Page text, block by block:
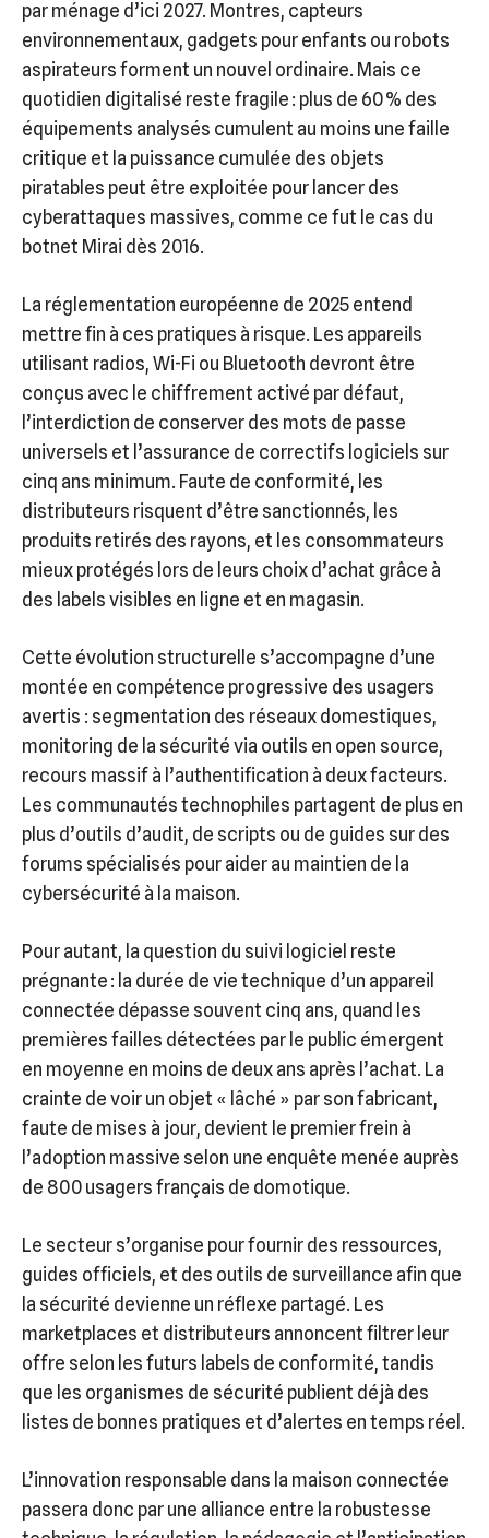
par ménage d’ici 2027. Montres, capteurs
environnementaux, gadgets pour enfants ou robots
aspirateurs forment un nouvel ordinaire. Mais ce
quotidien digitalisé reste fragile : plus de 60 % des
équipements analysés cumulent au moins une faille
critique et la puissance cumulée des objets
piratables peut être exploitée pour lancer des
cyberattaques massives, comme ce fut le cas du
botnet Mirai dès 2016.
La réglementation européenne de 2025 entend
mettre fin à ces pratiques à risque. Les appareils
utilisant radios, Wi-Fi ou Bluetooth devront être
conçus avec le chiffrement activé par défaut,
l’interdiction de conserver des mots de passe
universels et l’assurance de correctifs logiciels sur
cinq ans minimum. Faute de conformité, les
distributeurs risquent d’être sanctionnés, les
produits retirés des rayons, et les consommateurs
mieux protégés lors de leurs choix d’achat grâce à
des labels visibles en ligne et en magasin.
Cette évolution structurelle s’accompagne d’une
montée en compétence progressive des usagers
avertis : segmentation des réseaux domestiques,
monitoring de la sécurité via outils en open source,
recours massif à l’authentification à deux facteurs.
Les communautés technophiles partagent de plus en
plus d’outils d’audit, de scripts ou de guides sur des
forums spécialisés pour aider au maintien de la
cybersécurité à la maison.
Pour autant, la question du suivi logiciel reste
prégnante : la durée de vie technique d’un appareil
connectée dépasse souvent cinq ans, quand les
premières failles détectées par le public émergent
en moyenne en moins de deux ans après l’achat. La
crainte de voir un objet « lâché » par son fabricant,
faute de mises à jour, devient le premier frein à
l’adoption massive selon une enquête menée auprès
de 800 usagers français de domotique.
Le secteur s’organise pour fournir des ressources,
guides officiels, et des outils de surveillance afin que
la sécurité devienne un réflexe partagé. Les
marketplaces et distributeurs annoncent filtrer leur
offre selon les futurs labels de conformité, tandis
que les organismes de sécurité publient déjà des
listes de bonnes pratiques et d’alertes en temps réel.
L’innovation responsable dans la maison connectée
passera donc par une alliance entre la robustesse